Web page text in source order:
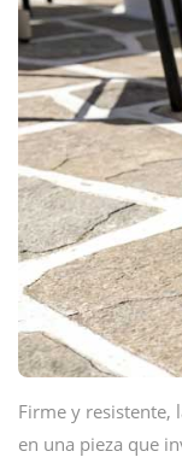
Firme y resistente,
en una pieza que